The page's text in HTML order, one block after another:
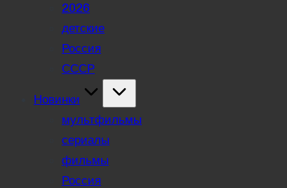
2026
детские
Россия
СССР
Новинки
мультфильмы
сериалы
фильмы
Россия